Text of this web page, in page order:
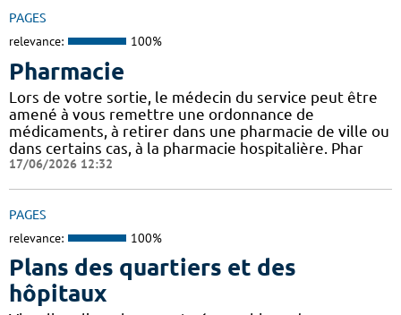
PAGES
relevance: 100%
Pharmacie
Lors de votre sortie, le médecin du service peut être
amené à vous remettre une ordonnance de
médicaments, à retirer dans une pharmacie de ville ou
dans certains cas, à la pharmacie hospitalière. Phar
17/06/2026 12:32
PAGES
relevance: 100%
Plans des quartiers et des
hôpitaux